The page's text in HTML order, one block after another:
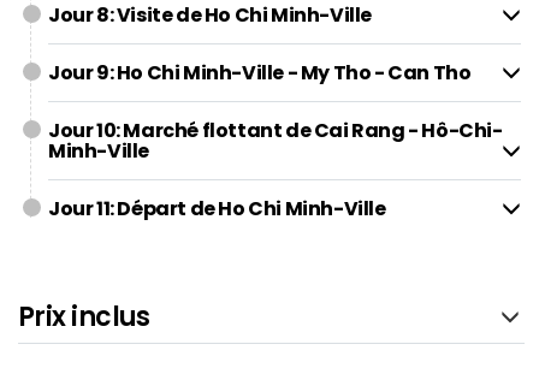
Jour 8: Visite de Ho Chi Minh-Ville
Jour 9: Ho Chi Minh-Ville - My Tho - Can Tho
Jour 10: Marché flottant de Cai Rang - Hô-Chi-
Minh-Ville
Jour 11: Départ de Ho Chi Minh-Ville
Prix inclus